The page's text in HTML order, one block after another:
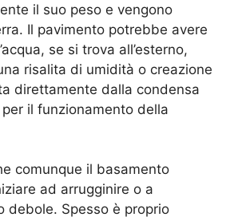
il suo peso e vengono
Il pavimento potrebbe avere
se si trova all’esterno,
risalita di umidità o creazione
direttamente dalla condensa
il funzionamento della
comunque il basamento
ad arrugginire o a
debole. Spesso è proprio